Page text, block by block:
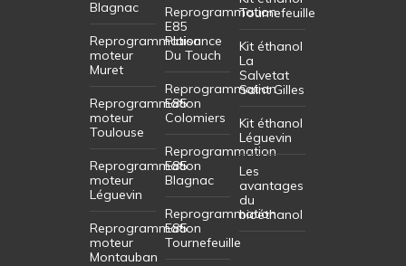
Blagnac
Reprogrammation
moteur
Muret
Reprogrammation
moteur
Toulouse
Reprogrammation
moteur
Léguevin
Reprogrammation
moteur
Montauban
Reprogrammation
E85
Plaisance
Du Touch
Reprogrammation
E85
Colomiers
Reprogrammation
E85
Blagnac
Reprogrammation
E85
Tournefeuille
Tournefeuille
Kit éthanol
La
Salvetat
Saint Gilles
Kit éthanol
Léguevin
Les
avantages
du
bioéthanol